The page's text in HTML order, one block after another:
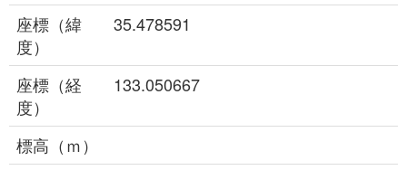
座標（緯
度）
35.478591
座標（経
度）
133.050667
標高（ｍ）